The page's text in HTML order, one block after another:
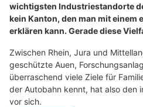
wichtigsten Industriestandorte
kein Kanton, den man mit einem
erklären kann. Gerade diese
Zwischen Rhein, Jura und
geschützte Auen,
überraschend viele Ziele für
der Autobahn kennt, hat also den
vor sich.